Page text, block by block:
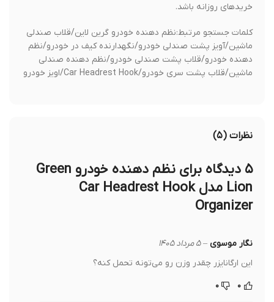
خریدهای روزانه باشد.
کلمات جستجو مرتبط:نظم دهنده خودرو گرین لاین/قلاب صندلی
ماشین/آویز پشت صندلی خودرو/نگهدارنده کیف در خودرو/نظم
دهنده خودرو/قلاب پشت صندلی خودرو/نظم دهنده صندلی
ماشین/قلاب پشت سری خودرو/Car Headrest Hook/اویز خودرو
نظرات (۵)
نظم دهنده خودرو Green
Lion مدل Car Headrest Hook
Organizer
نگار موسوی– ۵ مرداد ۱۴۰۵
این ارگانایزر چقدر وزن رو می‌تونه تحمل کنه؟